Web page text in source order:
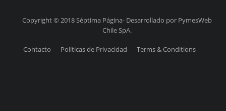
Copyright © 2018 Séptima Página- Desarrollado por PymesWeb
Chile SpA.
Contacto Políticas de Privacidad Terms & Conditions